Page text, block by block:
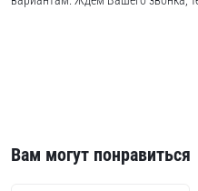
Вам могут понравиться